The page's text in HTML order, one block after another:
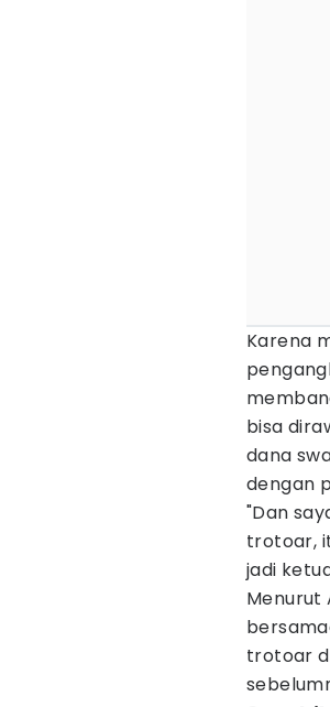
Karena
bisa
dana
dengan
"Dan
trotoar,
jadi
Menurut
trotoar